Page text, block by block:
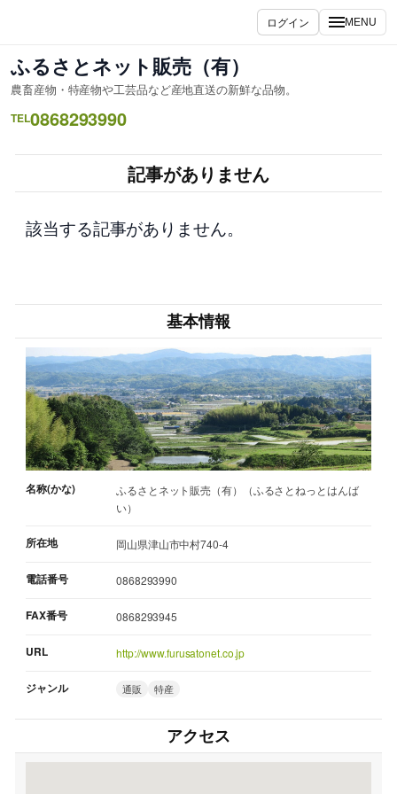
ス
キ
ッ
ログイン MENU
ふるさとネット販売（有）
農畜産物・特産物や工芸品など産地直送の新鮮な品物。
TEL0868293990
記事がありません
該当する記事がありません。
基本情報
名称(かな)
ふるさとネット販売（有）（ふるさとねっとはんば
い）
所在地 岡山県津山市中村740-4
電話番号 0868293990
FAX番号 0868293945
URL http://www.furusatonet.co.jp
ジャンル 通販 特産
アクセス